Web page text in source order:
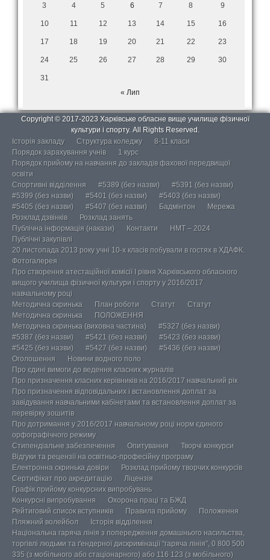
3 4 5 6 7 8 9
10 11 12 13 14 15 16
17 18 19 20 21 22 23
24 25 26 27 28 29 30
31
« Лип
Copyright © 2017-2023 Харківське обласне вище училище фізичної
культури і спорту. All Rights Reserved.
Історія закладу
Структура коледжу
8-11 класи
Порядок зарахування учнів
1 курс
Порядок прийому на навчання до закладів фахової передвищої
освіти
Спортивні відділення
#5389 (без назви)
#5391 (без назви)
#5399 (без назви)
#5401 (без назви)
#5403 (без назви)
#5405 (без назви)
#5407 (без назви) Бадмінтон
Мережа
Розклад дзвінків
Розклад занять
Публічна інформація (накази)
Контакти
НМТ – 2024
Публічні закупівлі
20 листопада 2013 року учні 10-х класів побували в гостях в ХДАФК.
Фотогалерея
Про створення атестаційної комісії І рівня Харківського обласного
вищого училища фізичної культури і спорту у 2016/2017
навчальному році
Методична скринька
План роботи Статут
Статут
Методична скринька
ПОЛОЖЕННЯ
Методична скринька (виховна частина)
#5327 (без назви)
#5387 (без назви)
#5421 (без назви)
#5423 (без назви)
#5425 (без назви)
#5427 (без назви)
#5436 (без назви)
Оголошення
Новини водного поло
Про єдині вимоги до ведення класних журналів
Про призначення класних керівників на 2016/2017 навчальний рік
Про призначення відповідальних і встановлення доплат за
завідування навчальними кабінетами та встановлення доплат за
перевірку зошитів
Про дотримання у 2016/2017 навчальному році норм єдиного
орфографічного режиму
Стипендіальне забезпечення
Опитування
Творчі конкурси
Відгуки та рецензії на освітньо-професійну програму
Електронна скринька довіри
Розклад прийому творчих конкурсів
Сертифікат про акредитацію
Ліцензія
Графік прийому конкурсних випробувань
Конкурсні випробування
Охорона праці та БЖД
Рейтиговий список вступників
Правила прийому
Положення
Пляжний волейбол
Історія відділення
Національна гаряча лінія з попередження домашнього насильства,
торгівлі людьми та ґендерної дискримінації “гаряча лінія”, 0 800 500
335 (з мобільного або стаціонарного) або 116 123 (з мобільного)